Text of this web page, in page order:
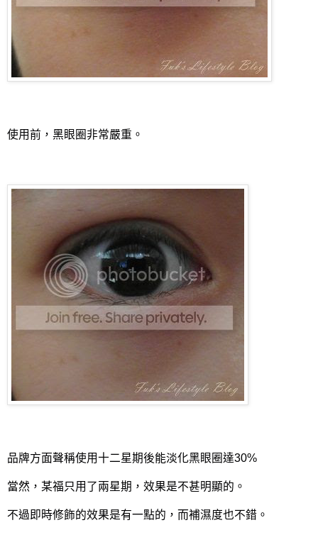
使用前，黑眼圈非常嚴重。
品牌方面聲稱使用十二星期後能淡化黑眼圈達30%
當然，某福只用了兩星期，效果是不甚明顯的。
不過即時修飾的效果是有一點的，而補濕度也不錯。